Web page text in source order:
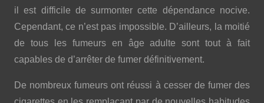
il est difficile de surmonter cette dépendance nocive.
Cependant, ce n’est pas impossible. D’ailleurs, la moitié
de tous les fumeurs en âge adulte sont tout à fait
capables de d’arrêter de fumer définitivement.
De nombreux fumeurs ont réussi à cesser de fumer des